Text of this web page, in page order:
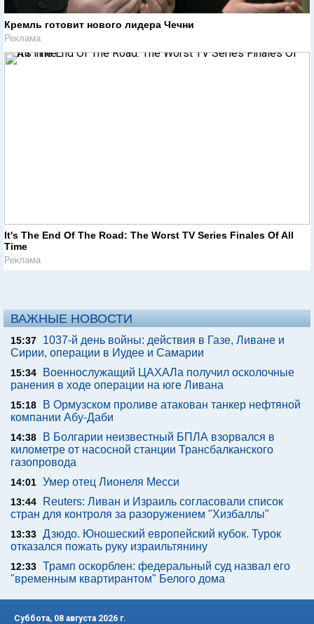
Кремль готовит нового лидера Чечни
Реклама
It's The End Of The Road: The Worst TV Series Finales Of All
Time
Реклама
ВАЖНЫЕ НОВОСТИ
15:37
1037-й день войны: действия в Газе, Ливане и
Сирии, операции в Иудее и Самарии
15:34
Военнослужащий ЦАХАЛа получил осколочные
ранения в ходе операции на юге Ливана
15:18
В Ормузском проливе атакован танкер нефтяной
компании Абу-Даби
14:38
В Болгарии неизвестный БПЛА взорвался в
километре от насосной станции Трансбалканского
газопровода
14:01 Умер отец Лионеля Месси
13:44
Reuters: Ливан и Израиль согласовали список
стран для контроля за разоружением "Хизбаллы"
13:33 Дзюдо. Юношеский европейский кубок. Турок
отказался пожать руку израильтянину
12:33 Трамп оскорблен: федеральный суд назвал его
"временным квартирантом" Белого дома
Суббота, 08 августа 2026 г.